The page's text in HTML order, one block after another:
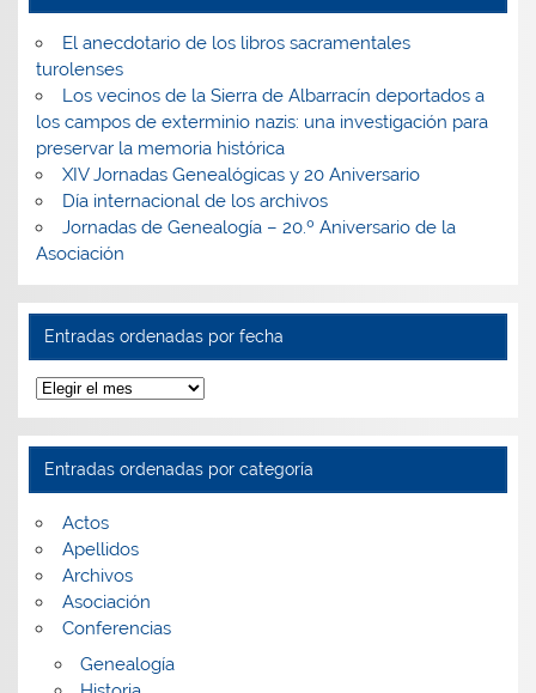
El anecdotario de los libros sacramentales
turolenses
Los vecinos de la Sierra de Albarracín deportados a
los campos de exterminio nazis: una investigación para
preservar la memoria histórica
XIV Jornadas Genealógicas y 20 Aniversario
Día internacional de los archivos
Jornadas de Genealogía – 20.º Aniversario de la
Asociación
Entradas ordenadas por fecha
Entradas
ordenadas
por
fecha
Entradas ordenadas por categoría
Actos
Apellidos
Archivos
Asociación
Conferencias
Genealogía